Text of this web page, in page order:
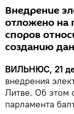
Внедрение
отложено на
споров
созданию
ВИЛЬНЮС, 21
внедрения
Литве. Об этом
парламента